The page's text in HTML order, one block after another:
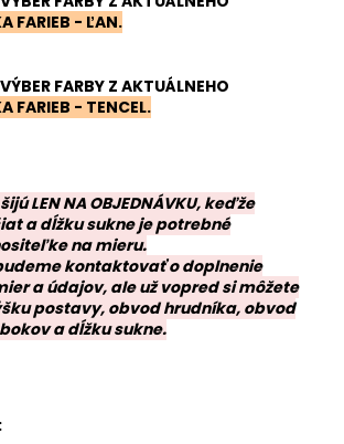
FARIEB - ĽAN.
FARBY Z AKTUÁLNEHO
FARIEB - TENCEL.
LEN NA OBJEDNÁVKU, keďže
a dĺžku sukne je potrebné
na mieru.
kontaktovať o doplnenie
a údajov, ale už vopred si môžete
postavy, obvod hrudníka, obvod
a dĺžku sukne.